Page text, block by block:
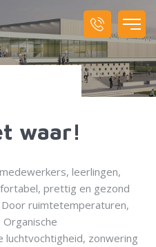
waar!
leerlingen,
prettig en gezond
ruimtetemperaturen,
Organische
luchtvochtigheid, zonwering